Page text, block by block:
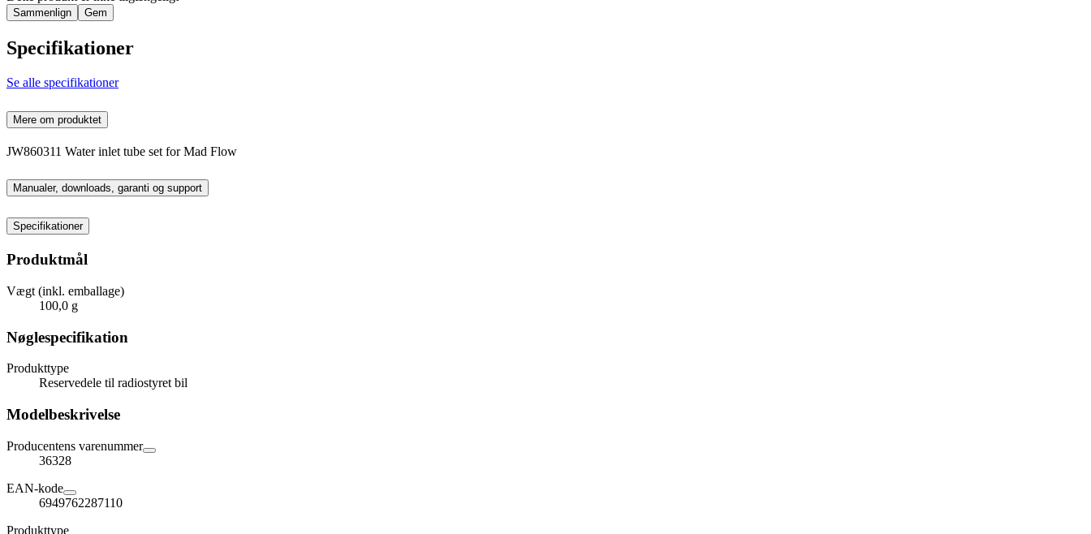
Sammenlign Gem
Specifikationer
Se alle specifikationer
Mere om produktet
JW860311 Water inlet tube set for Mad Flow
Manualer, downloads, garanti og support
Specifikationer
Produktmål
Vægt (inkl. emballage)
100,0 g
Nøglespecifikation
Produkttype
Reservedele til radiostyret bil
Modelbeskrivelse
Producentens varenummer
36328
EAN-kode
6949762287110
Produkttype